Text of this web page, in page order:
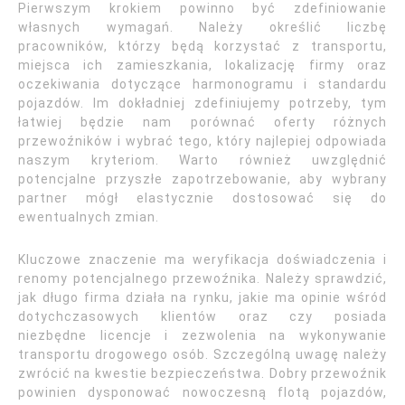
Pierwszym krokiem powinno być zdefiniowanie
własnych wymagań. Należy określić liczbę
pracowników, którzy będą korzystać z transportu,
miejsca ich zamieszkania, lokalizację firmy oraz
oczekiwania dotyczące harmonogramu i standardu
pojazdów. Im dokładniej zdefiniujemy potrzeby, tym
łatwiej będzie nam porównać oferty różnych
przewoźników i wybrać tego, który najlepiej odpowiada
naszym kryteriom. Warto również uwzględnić
potencjalne przyszłe zapotrzebowanie, aby wybrany
partner mógł elastycznie dostosować się do
ewentualnych zmian.
Kluczowe znaczenie ma weryfikacja doświadczenia i
renomy potencjalnego przewoźnika. Należy sprawdzić,
jak długo firma działa na rynku, jakie ma opinie wśród
dotychczasowych klientów oraz czy posiada
niezbędne licencje i zezwolenia na wykonywanie
transportu drogowego osób. Szczególną uwagę należy
zwrócić na kwestie bezpieczeństwa. Dobry przewoźnik
powinien dysponować nowoczesną flotą pojazdów,